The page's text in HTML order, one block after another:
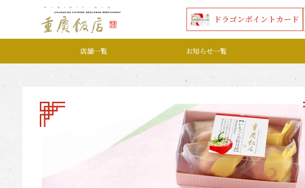
本文へ移動する
ドラゴンポイントカード
店舗一覧 お知らせ一覧